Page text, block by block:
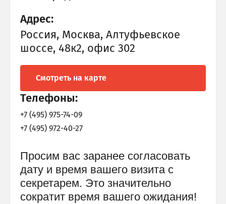
Адрес:
Россия, Москва, Алтуфьевское
шоссе, 48к2, офис 302
Смотреть на карте
Телефоны:
+7 (495) 975-74-09
+7 (495) 972-40-27
Просим вас заранее согласовать
дату и время вашего визита с
секретарем. Это значительно
сократит время вашего ожидания!